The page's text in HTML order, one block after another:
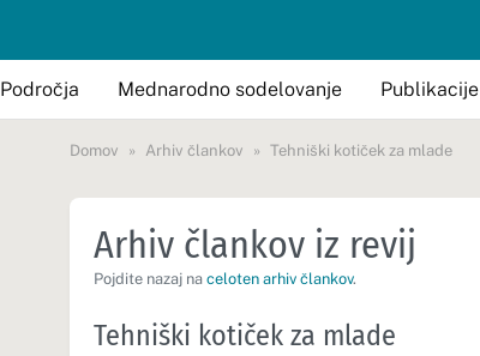
Področja Mednarodno sodelovanje Publikacije
Domov Arhiv člankov Tehniški kotiček za mlade
Arhiv člankov iz revij
Pojdite nazaj na celoten arhiv člankov.
Tehniški kotiček za mlade